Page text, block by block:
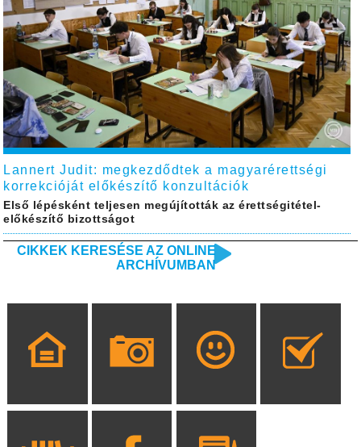
Lannert Judit: megkezdődtek a magyarérettségi
korrekcióját előkészítő konzultációk
Első lépésként teljesen megújították az érettségitétel-
előkészítő bizottságot
CIKKEK KERESÉSE AZ ONLINE
ARCHÍVUMBAN